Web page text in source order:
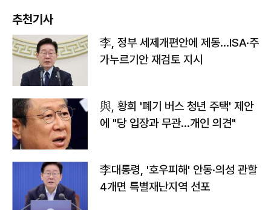
추천기사
李, 정부 세제개편안에 제동…ISA·주
가누르기안 재검토 지시
與, 황희 '폐기 버스 청년 주택' 제안
에 "당 입장과 무관…개인 의견"
李대통령, '호우피해' 안동·의성 관할
4개면 특별재난지역 선포